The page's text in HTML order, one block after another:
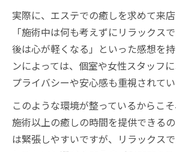
実際に、エステでの癒しを求めて来
「施術中は何も考えずにリラックス
後は心が軽くなる」といった感想を
ンによっては、個室や女性スタッフに
プライバシーや安心感も重視されてい
このような環境が整っているからこ
施術以上の癒しの時間を提供できる
は緊張しやすいですが、リラックス